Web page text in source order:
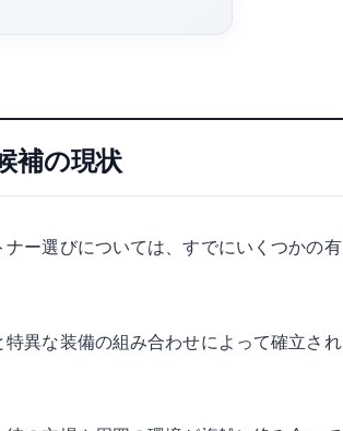
補の現状
ー選びについては、すでにいくつかの有
異な装備の組み合わせによって確立され